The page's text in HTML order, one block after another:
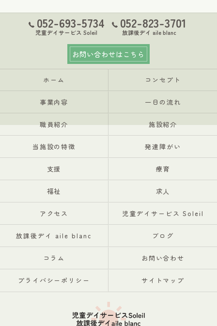
052-693-5734
児童デイサービス Soleil
052-823-3701
放課後デイ aile blanc
お問い合わせはこちら
ホーム コンセプト
事業内容 一日の流れ
職員紹介 施設紹介
当施設の特徴 発達障がい
支援 療育
福祉 求人
アクセス 児童デイサービス Soleil
放課後デイ aile blanc ブログ
コラム お問い合わせ
プライバシーポリシー サイトマップ